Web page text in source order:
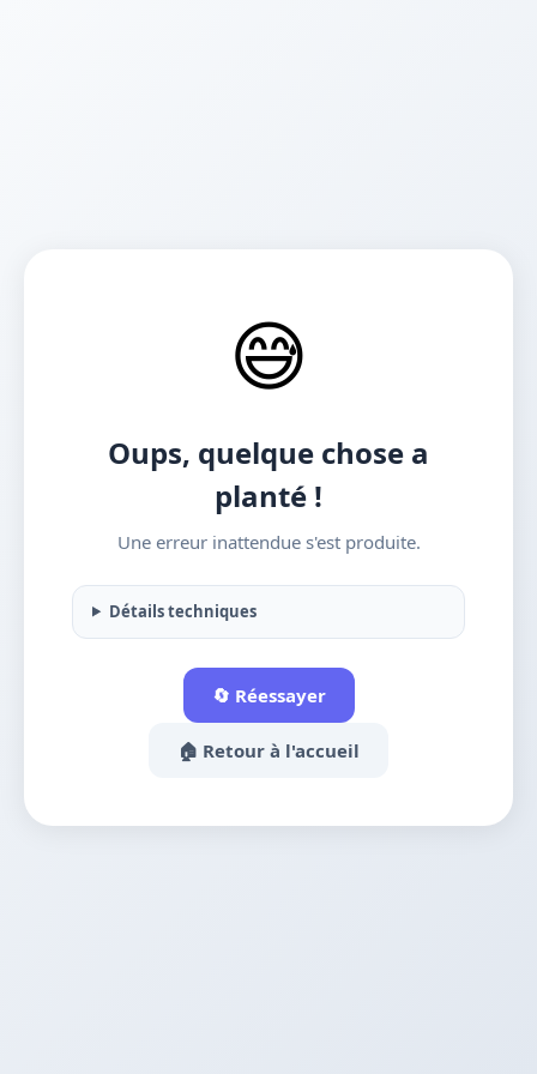
😅
Oups, quelque chose a
planté !
Une erreur inattendue s'est produite.
Détails techniques
🔄 Réessayer
🏠 Retour à l'accueil